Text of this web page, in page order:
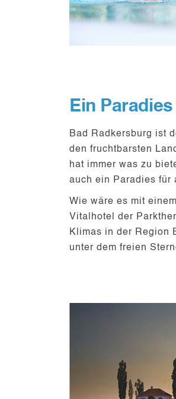
Ein
Bad Radkersburg ist
den fruchtbarsten
hat immer was zu
auch ein Paradies für
Wie wäre es mit
Vitalhotel der
Klimas in der Region
unter dem freien